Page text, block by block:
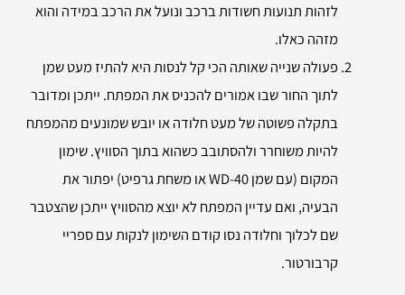
לזהות תנועות חשודות ברכב ונועל את הרכב במידה והוא
מזהה כאלו.
פעולה שנייה שאותה הכי קל לנסות היא להתיז מעט שמן
לתוך החור שבו אמורים להכניס את המפתח. ייתכן ומדובר
בתקלה פשוטה של מעט חלודה או יובש שמונעים מהמפתח
להיות משוחרר ולהסתובב כשהוא בתוך הסוויץ. שימון
המקום (עם שמן WD-40 או משחת גרפיט) יפתור את
הבעיה, ואם עדיין המפתח לא יוצא מהסוויץ ייתכן שהצטבר
שם לכלוך וחלודה נסו קודם השימון לנקות עם ספריי
קרבורטור.